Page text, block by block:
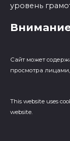
уровень
Сайт может
просмотра
This website uses
website.